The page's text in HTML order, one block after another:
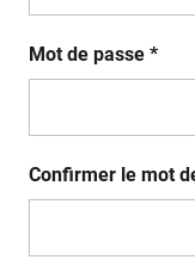
Mot de passe *
Confirmer le mot